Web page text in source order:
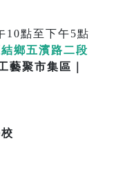
10點至下午5點
鄉五濱路二段
藝聚市集區｜